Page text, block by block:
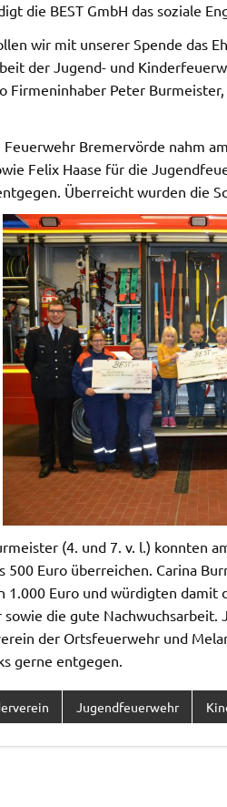
die BEST GmbH das soziale
wir mit unserer Spende das
der Jugend- und
Firmeninhaber Peter
Feuerwehr Bremervörde nahm
Felix Haase für die
Überreicht wurden die
(4. und 7. v. l.) konnten
500 Euro überreichen. Carina
1.000 Euro und würdigten
die gute Nachwuchsarbeit.
der Ortsfeuerwehr und
gerne entgegen.
Jugendfeuerwehr